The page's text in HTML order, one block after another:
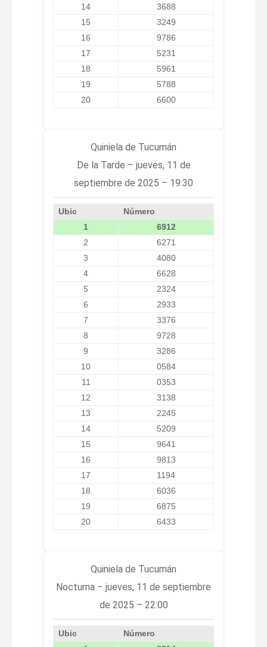
14
3688
15
3249
16
9786
17
5231
18
5961
19
5788
20
6600
Quiniela de Tucumán
De la Tarde – jueves, 11 de
septiembre de 2025 – 19:30
Ubic
Número
1
6912
2
6271
3
4080
4
6628
5
2324
6
2933
7
3376
8
9728
9
3286
10
0584
11
0353
12
3138
13
2245
14
5209
15
9641
16
9813
17
1194
18
6036
19
6875
20
6433
Quiniela de Tucumán
Nocturna – jueves, 11 de septiembre
de 2025 – 22:00
Ubic
Número